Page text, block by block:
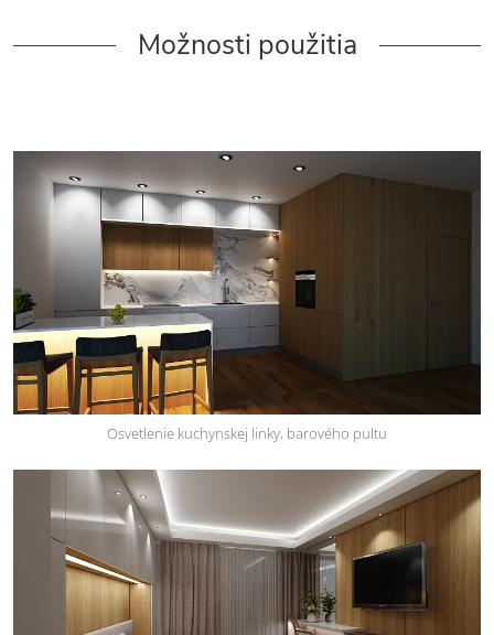
Možnosti použitia
Osvetlenie kuchynskej linky, barového pultu